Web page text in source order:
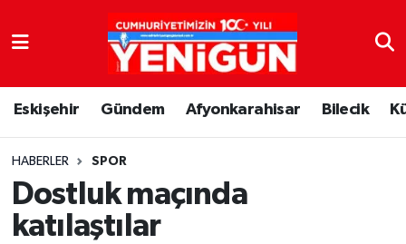
Eskişehir Gündem Afyonkarahisar Bilecik
HABERLER SPOR
Dostluk maçında
katılaştılar
Nöbetçi Eczaneler
Hava Durumu
Trafik Durumu
Süper Lig Puan Durumu ve Fikstür